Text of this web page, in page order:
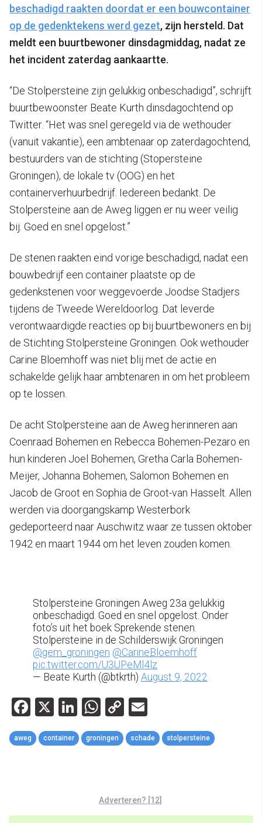
beschadigd raakten doordat er een bouwcontainer
op de gedenktekens werd gezet, zijn hersteld. Dat
meldt een buurtbewoner dinsdagmiddag, nadat ze
het incident zaterdag aankaartte.
“De Stolpersteine zijn gelukkig onbeschadigd”, schrijft
buurtbewoonster Beate Kurth dinsdagochtend op
Twitter. “Het was snel geregeld via de wethouder
(vanuit vakantie), een ambtenaar op zaterdagochtend,
bestuurders van de stichting (Stopersteine
Groningen), de lokale tv (OOG) en het
containerverhuurbedrijf. Iedereen bedankt. De
Stolpersteine aan de Aweg liggen er nu weer veilig
bij. Goed en snel opgelost.”
De stenen raakten eind vorige beschadigd, nadat een
bouwbedrijf een container plaatste op de
gedenkstenen voor weggevoerde Joodse Stadjers
tijdens de Tweede Wereldoorlog. Dat leverde
verontwaardigde reacties op bij buurtbewoners en bij
de Stichting Stolpersteine Groningen. Ook wethouder
Carine Bloemhoff was niet blij met de actie en
schakelde gelijk haar ambtenaren in om het probleem
op te lossen.
De acht Stolpersteine aan de Aweg herinneren aan
Coenraad Bohemen en Rebecca Bohemen-Pezaro en
hun kinderen Joel Bohemen, Gretha Carla Bohemen-
Meijer, Johanna Bohemen, Salomon Bohemen en
Jacob de Groot en Sophia de Groot-van Hasselt. Allen
werden via doorgangskamp Westerbork
gedeporteerd naar Auschwitz waar ze tussen oktober
1942 en maart 1944 om het leven zouden komen.
Stolpersteine Groningen Aweg 23a gelukkig
onbeschadigd. Goed en snel opgelost. Onder
foto’s uit het boek Sprekende stenen.
Stolpersteine in de Schilderswijk Groningen
@gem_groningen @CarineBloemhoff
pic.twitter.com/U3UPeMl4lz
— Beate Kurth (@btkrth) August 9, 2022
Facebook
X LinkedIn
WhatsApp
Copy
Link
aweg container groningen schade stolpersteine
Adverteren? [12]